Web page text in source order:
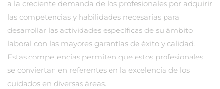
a la creciente demanda de los profesionales por adquirir
las competencias y habilidades necesarias para
desarrollar las actividades específicas de su ámbito
laboral con las mayores garantías de éxito y calidad.
Estas competencias permiten que estos profesionales
se conviertan en referentes en la excelencia de los
cuidados en diversas áreas.